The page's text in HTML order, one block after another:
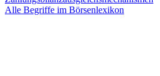
Alle Begriffe im Börsenlexikon